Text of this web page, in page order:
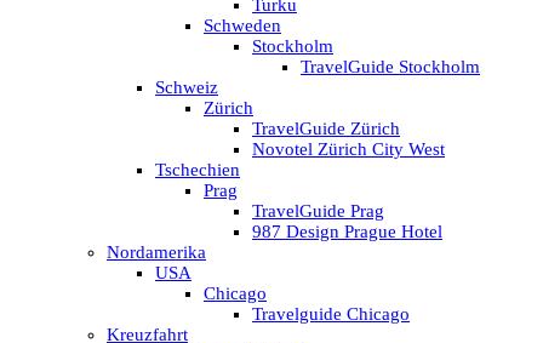
Turku
Schweden
Stockholm
TravelGuide Stockholm
Schweiz
Zürich
TravelGuide Zürich
Novotel Zürich City West
Tschechien
Prag
TravelGuide Prag
987 Design Prague Hotel
Nordamerika
USA
Chicago
Travelguide Chicago
Kreuzfahrt